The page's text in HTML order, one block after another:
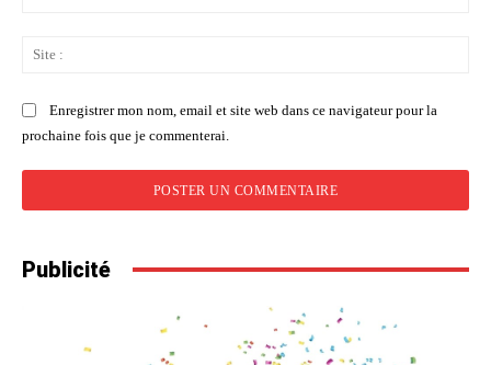
Enregistrer mon nom, email et site web dans ce navigateur pour la
prochaine fois que je commenterai.
Publicité